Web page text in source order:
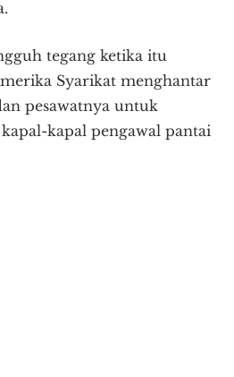
tegang ketika itu
Syarikat menghantar
pesawatnya untuk
kapal pengawal pantai